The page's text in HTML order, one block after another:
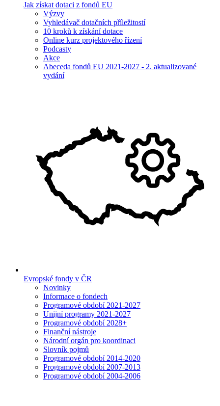
Jak získat dotaci z fondů EU
Výzvy
Vyhledávač dotačních příležitostí
10 kroků k získání dotace
Online kurz projektového řízení
Podcasty
Akce
Abeceda fondů EU 2021-2027 - 2. aktualizované
vydání
Evropské fondy v ČR
Novinky
Informace o fondech
Programové období 2021-2027
Unijní programy 2021-2027
Programové období 2028+
Finanční nástroje
Národní orgán pro koordinaci
Slovník pojmů
Programové období 2014-2020
Programové období 2007-2013
Programové období 2004-2006